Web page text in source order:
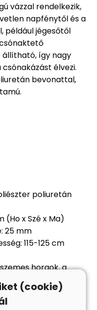
vázzal rendelkezik,
napfénytől és a
például jégesőtől
állítható, így nagy
élvezi.
bevonattal,
poliuretán
(Ho x Szé x Ma)
25 mm
115-125 cm
horgok, a
tengerészeti
acélból, a
acélból
(cookie)